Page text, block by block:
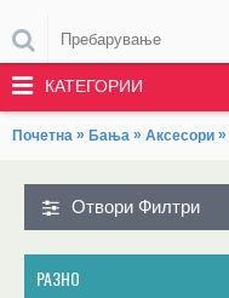
КАТЕГОРИИ
Почетна » Бања » Аксесори »
Отвори Филтри
РАЗНО